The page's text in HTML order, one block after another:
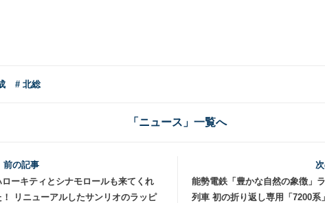
# 北総
「ニュース」一覧へ
前の記事
ローキティとシナモロールも来てくれ
！ リニューアルしたサンリオのラッピ
能勢電鉄「豊かな自然の象徴」
列車 初の折り返し専用「7200系